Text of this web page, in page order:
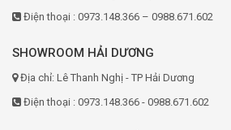
Điện thoại : 0973.148.366 – 0988.671.602
SHOWROOM HẢI DƯƠNG
Địa chỉ: Lê Thanh Nghị - TP Hải Dương
Điện thoại : 0973.148.366 - 0988.671.602